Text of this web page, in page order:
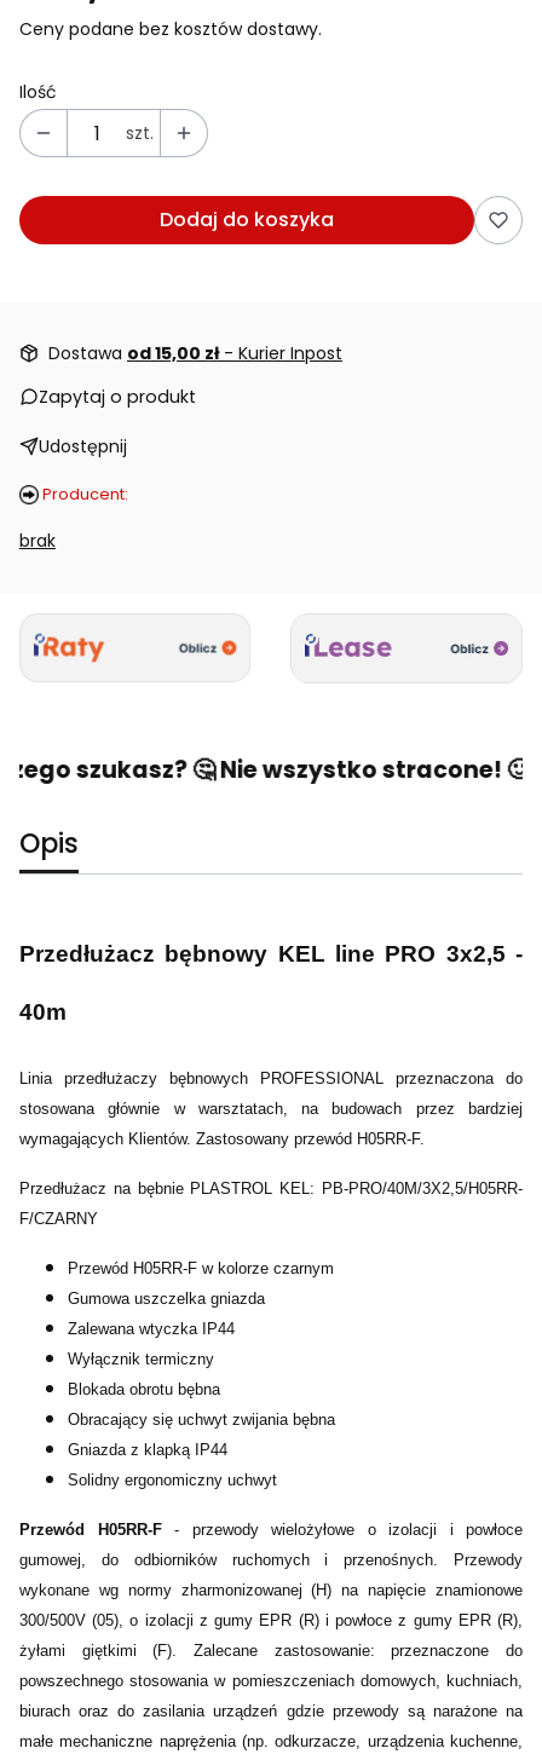
Ceny podane bez kosztów dostawy.
Ilość
szt.
Dodaj do koszyka
Dostawa od 15,00 zł - Kurier Inpost
Zapytaj o produkt
Udostępnij
Producent:
brak
szukasz? 🤔 Nie wszystko stracone! 🙂
Opis
Przedłużacz bębnowy KEL line PRO 3x2,5 -
40m
Linia przedłużaczy bębnowych PROFESSIONAL przeznaczona do
stosowana głównie w warsztatach, na budowach przez bardziej
wymagających Klientów. Zastosowany przewód H05RR-F.
Przedłużacz na bębnie PLASTROL KEL: PB-PRO/40M/3X2,5/H05RR-
F/CZARNY
Przewód H05RR-F w kolorze czarnym
Gumowa uszczelka gniazda
Zalewana wtyczka IP44
Wyłącznik termiczny
Blokada obrotu bębna
Obracający się uchwyt zwijania bębna
Gniazda z klapką IP44
Solidny ergonomiczny uchwyt
Przewód H05RR-F- przewody wielożyłowe o izolacji i powłoce
gumowej, do odbiorników ruchomych i przenośnych. Przewody
wykonane wg normy zharmonizowanej (H) na napięcie znamionowe
300/500V (05), o izolacji z gumy EPR (R) i powłoce z gumy EPR (R),
żyłami giętkimi (F). Zalecane zastosowanie: przeznaczone do
powszechnego stosowania w pomieszczeniach domowych, kuchniach,
biurach oraz do zasilania urządzeń gdzie przewody są narażone na
małe mechaniczne naprężenia (np. odkurzacze, urządzenia kuchenne,